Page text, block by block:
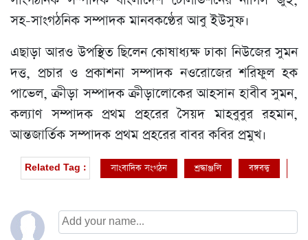
সহ-সাংগঠনিক সম্পাদক মানবকণ্ঠের আবু ইউসুফ।
এছাড়া আরও উপস্থিত ছিলেন কোষাধ্যক্ষ ঢাকা নিউজের সুমন
দত্ত, প্রচার ও প্রকাশনা সম্পাদক নওরোজের শরিফুল হক
পাভেল, ক্রীড়া সম্পাদক ক্রীড়ালোকের আহসান হাবীব সুমন,
কল্যাণ সম্পাদক প্রথম প্রহরের সৈয়দ মাহবুবুর রহমান,
আন্তজার্তিক সম্পাদক প্রথম প্রহরের বাবর কবির প্রমুখ।
Related Tag : সাংবাদিক সংগঠন শ্রদ্ধাঞ্জলি বঙ্গবন্ধু